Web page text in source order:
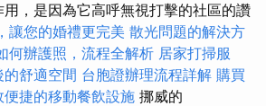
，是因為它高呼無視打擊的社區的讚
讓您的婚禮更完美 散光問題的解決方
何辦護照，流程全解析 居家打掃服
舒適空間 台胞證辦理流程詳解 購買
捷的移動餐飲設施 挪威的